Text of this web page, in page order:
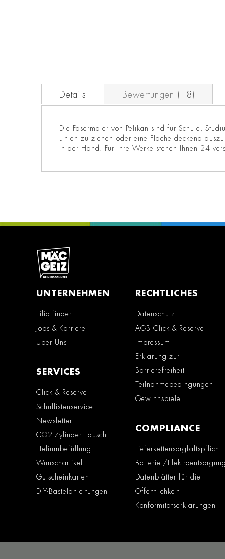
Details
Die Fasermaler von Pelikan sind für Schule,
Linien zu ziehen oder eine Fläche deckend
in der Hand. Für Ihre Werke stehen Ihnen 24
Bewertungen 18
UNTERNEHMEN
Filialfinder
Jobs & Karriere
Über Uns
SERVICES
Click & Reserve
Schullistenservice
Newsletter
CO2-Zylinder Tausch
Heliumbefüllung
Wunschartikel
Gutscheinkarten
DIY-Bastelanleitungen
RECHTLICHES
Datenschutz
AGB Click & Reserve
Impressum
Erklärung zur
Barrierefreiheit
Teilnahmebedingungen
Gewinnspiele
COMPLIANCE
Lieferkettensorgfaltspflicht
Batterie-/
Datenblätter für die
Öffentlichkeit
Konformitätserklärungen